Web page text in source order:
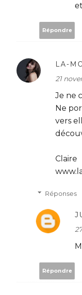
Répondre
LA-
21
Je ne
Ne
vers
Claire
Réponses
Répondre